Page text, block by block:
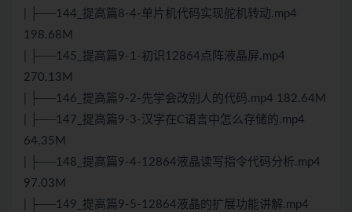
| ├──144_提高篇8-4-单片机代码实现舵机转动.mp4
198.68M
| ├──145_提高篇9-1-初识12864点阵液晶屏.mp4
270.13M
| ├──146_提高篇9-2-先学会改别人的代码.mp4 182.64M
| ├──147_提高篇9-3-汉字在C语言 中怎么存储的.mp4
64.35M
| ├──148_提高篇9-4-12864液晶读写指令代码分析.mp4
97.03M
| ├──149_提高篇9-5-12864液晶的扩展功能讲解.mp4